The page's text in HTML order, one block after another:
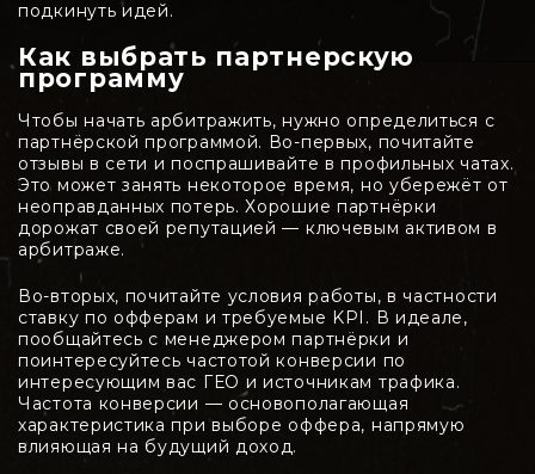
подкинуть идей.
Как выбрать партнерскую
программу
Чтобы начать арбитражить, нужно определиться с
партнёрской программой. Во-первых, почитайте
отзывы в сети и поспрашивайте в профильных чатах.
Это может занять некоторое время, но убережёт от
неоправданных потерь. Хорошие партнёрки
дорожат своей репутацией — ключевым активом в
арбитраже.
Во-вторых, почитайте условия работы, в частности
ставку по офферам и требуемые KPI. В идеале,
пообщайтесь с менеджером партнёрки и
поинтересуйтесь частотой конверсии по
интересующим вас ГЕО и источникам трафика.
Частота конверсии — основополагающая
характеристика при выборе оффера, напрямую
влияющая на будущий доход.